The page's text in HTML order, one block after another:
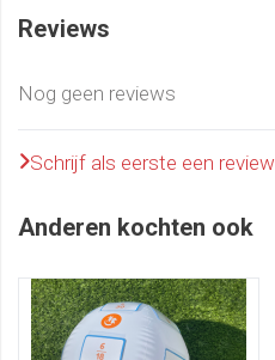
Reviews
Nog geen reviews
Schrijf als eerste een review
Anderen kochten ook